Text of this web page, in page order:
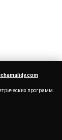
программ.